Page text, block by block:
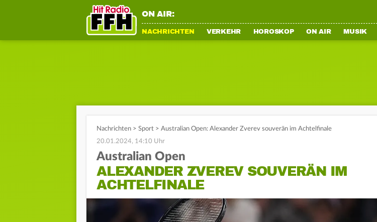
ON AIR:
NACHRICHTEN VERKEHR HOROSKOP ON AIR MUSIK
Nachrichten > Sport > Australian Open: Alexander Zverev souverän im Achtelfinale
20.01.2024, 14:10 Uhr
Australian Open
ALEXANDER ZVEREV SOUVERÄN IM
ACHTELFINALE